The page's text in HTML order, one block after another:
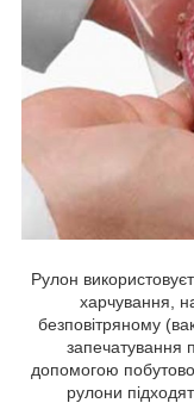
Рулон
харчування,
безповітряному
запечатування
допомогою
рулони